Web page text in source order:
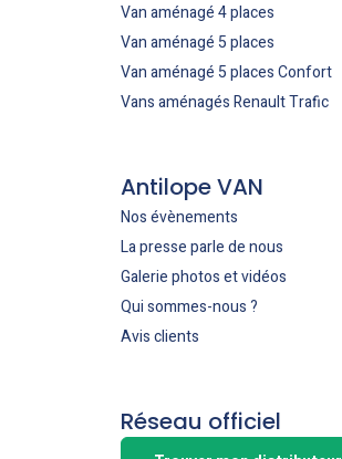
Van aménagé 4 places
Van aménagé 5 places
Van aménagé 5 places Confort
Vans aménagés Renault Trafic
Antilope VAN
Nos évènements
La presse parle de nous
Galerie photos et vidéos
Qui sommes-nous ?
Avis clients
Réseau officiel